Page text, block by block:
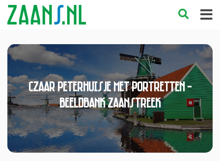
Czaar Peterhuisje met portretten -
Beeldbank Zaanstreek